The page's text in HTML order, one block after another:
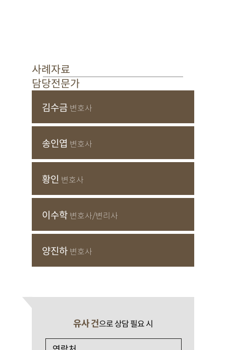
사례자료
담당전문가
김수금 변호사
송인엽 변호사
황인 변호사
이수학 변호사/변리사
양진하 변호사
유사 건으로 상담 필요 시